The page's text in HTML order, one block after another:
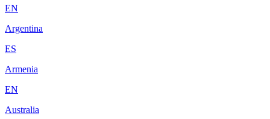
EN
Argentina
ES
Armenia
EN
Australia